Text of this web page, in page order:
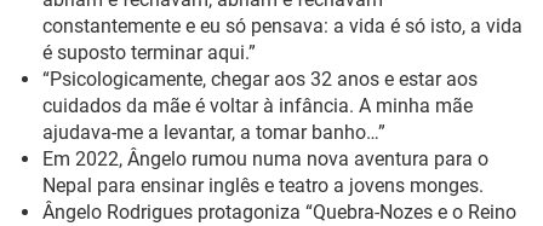
constantemente e eu só pensava: a vida é só isto, a vida
é suposto terminar aqui.”
“Psicologicamente, chegar aos 32 anos e estar aos
cuidados da mãe é voltar à infância. A minha mãe
ajudava-me a levantar, a tomar banho…”
Em 2022, Ângelo rumou numa nova aventura para o
Nepal para ensinar inglês e teatro a jovens monges.
Ângelo Rodrigues protagoniza “Quebra-Nozes e o Reino